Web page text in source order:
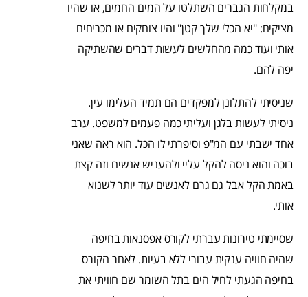
במקלחות הגברים השתלטו על המים החמים, או שהיו
מציקים: "יא הכלי שלך קטן" והיו צוחקים או מכריחים
אותי ועוד כמה מהחלשים לעשות דברים שהשתיקה
יפה להם.
שניסיתי להתלונן למפקדים הם תמיד העלימו עין.
ניסיתי לעשות בלגן ועליתי כמה פעמים למשפט. ערב
אחד ישבתי עם המ"פ וסיפרתי לו הכל. הוא ראה שאני
בוכה והוא ניסה להקל עליי ולהעניש אנשים וזה קצת
באמת הקל אבל גם גרם לאנשים עוד יותר לשנוא
אותי.
שסיימתי טירונות עברתי לקורס אפסנאות בחיפה
שהיה חוויה ענקית עבורי ללא בעיות. לאחר הקורס
בחיפה הגעתי לחיל הים בתל השומר שם חוויתי את